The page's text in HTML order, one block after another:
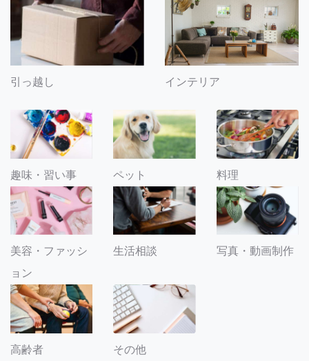
引っ越し インテリア
趣味・習い事 ペット 料理
美容・ファッシ
ョン
生活相談 写真・動画制作
高齢者 その他